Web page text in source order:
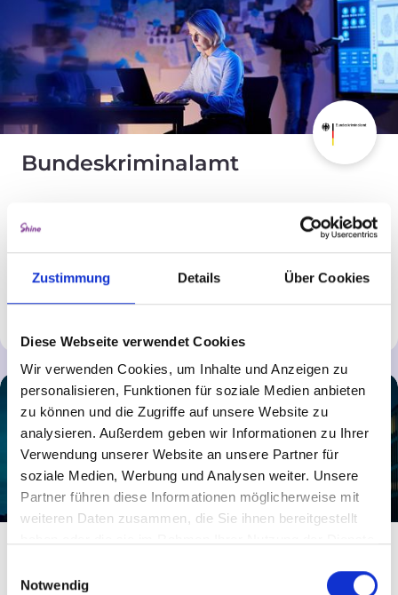
Zustimmung Details Über Cookies
Diese Webseite verwendet Cookies
Wir verwenden Cookies, um Inhalte und Anzeigen zu
personalisieren, Funktionen für soziale Medien anbieten
zu können und die Zugriffe auf unsere Website zu
analysieren. Außerdem geben wir Informationen zu Ihrer
Verwendung unserer Website an unsere Partner für
soziale Medien, Werbung und Analysen weiter. Unsere
Partner führen diese Informationen möglicherweise mit
weiteren Daten zusammen, die Sie ihnen bereitgestellt
Notwendig
Bundes­kriminalamt
Das Bundeskriminalamt (BKA) ist die Zentralstelle der
deutschen Polizei und bekämpft Kriminalität national
und international.
Bundesnach­richten­­dienst